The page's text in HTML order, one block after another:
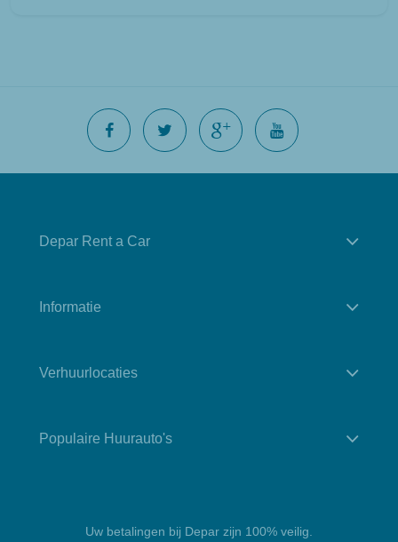
Depar Rent a Car
Informatie
Verhuurlocaties
Populaire Huurauto's
Uw betalingen bij Depar zijn 100% veilig.